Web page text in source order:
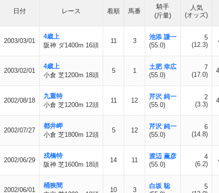
日付 レース 着順 馬番
騎手
(斤量)
人気
(オッズ)
2003/03/01
4歳上
阪神 ダ1400m 16頭
11 3
池添 謙一
(55.0)
5
(12.3)
2003/02/01
4歳上
小倉 芝1200m 18頭
5 1
土肥 幸広
(55.0)
7
(17.0)
2002/08/18
九重特
小倉 芝1200m 12頭
11 12
芹沢 純一
(55.0)
2
(3.3)
2002/07/27
都井岬
小倉 芝1800m 12頭
5 12
芹沢 純一
(55.0)
6
(14.8)
2002/06/29
戎橋特
阪神 芝1600m 18頭
14 11
渡辺 薫彦
(55.0)
4
(6.2)
2002/06/01
桶狭間
10 3
白坂 聡
5